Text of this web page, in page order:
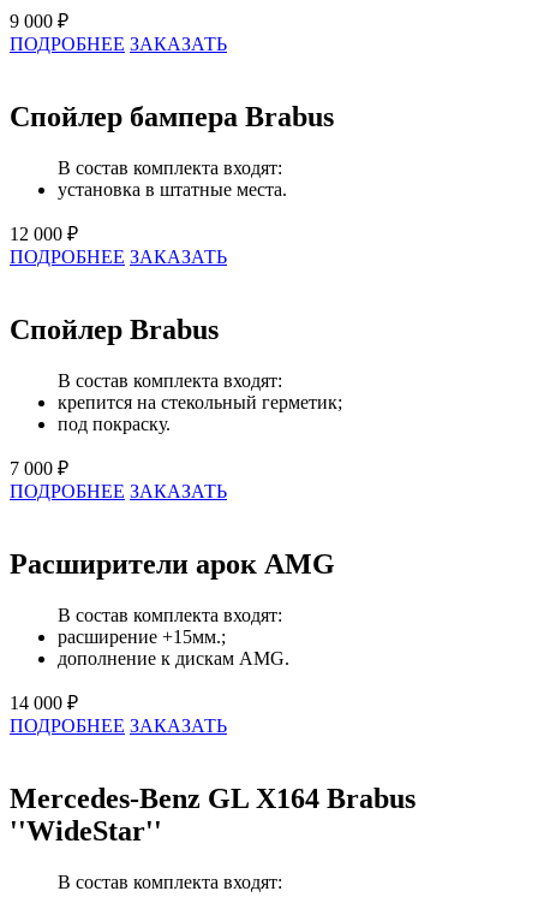
9 000 ₽
ПОДРОБНЕЕ ЗАКАЗАТЬ
Спойлер бампера Brabus
В состав комплекта входят:
установка в штатные места.
12 000 ₽
ПОДРОБНЕЕ ЗАКАЗАТЬ
Спойлер Brabus
В состав комплекта входят:
крепится на стекольный герметик;
под покраску.
7 000 ₽
ПОДРОБНЕЕ ЗАКАЗАТЬ
Расширители арок AMG
В состав комплекта входят:
расширение +15мм.;
дополнение к дискам AMG.
14 000 ₽
ПОДРОБНЕЕ ЗАКАЗАТЬ
Mercedes-Benz GL X164 Brabus
''WideStar''
В состав комплекта входят: